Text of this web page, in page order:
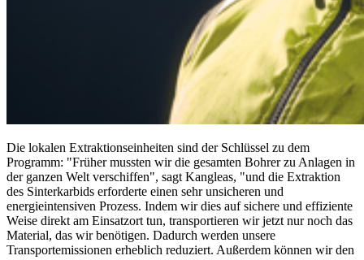
Die lokalen Extraktionseinheiten sind der Schlüssel zu dem
Programm: "Früher mussten wir die gesamten Bohrer zu Anlagen in
der ganzen Welt verschiffen", sagt Kangleas, "und die Extraktion
des Sinterkarbids erforderte einen sehr unsicheren und
energieintensiven Prozess. Indem wir dies auf sichere und effiziente
Weise direkt am Einsatzort tun, transportieren wir jetzt nur noch das
Material, das wir benötigen. Dadurch werden unsere
Transportemissionen erheblich reduziert. Außerdem können wir den